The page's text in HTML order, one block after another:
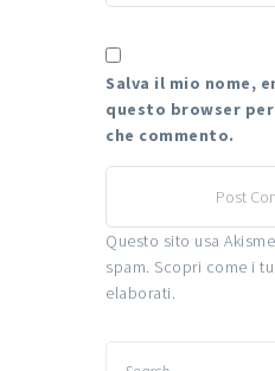
Salva il mio nome,
questo browser
che commento.
Questo sito usa
spam. Scopri come i
elaborati.